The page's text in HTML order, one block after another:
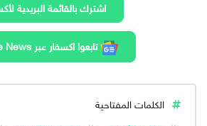
اشترك بالقائمة البريدية
تابعوا اكسفار عبر google News
الكلمات المفتاحية